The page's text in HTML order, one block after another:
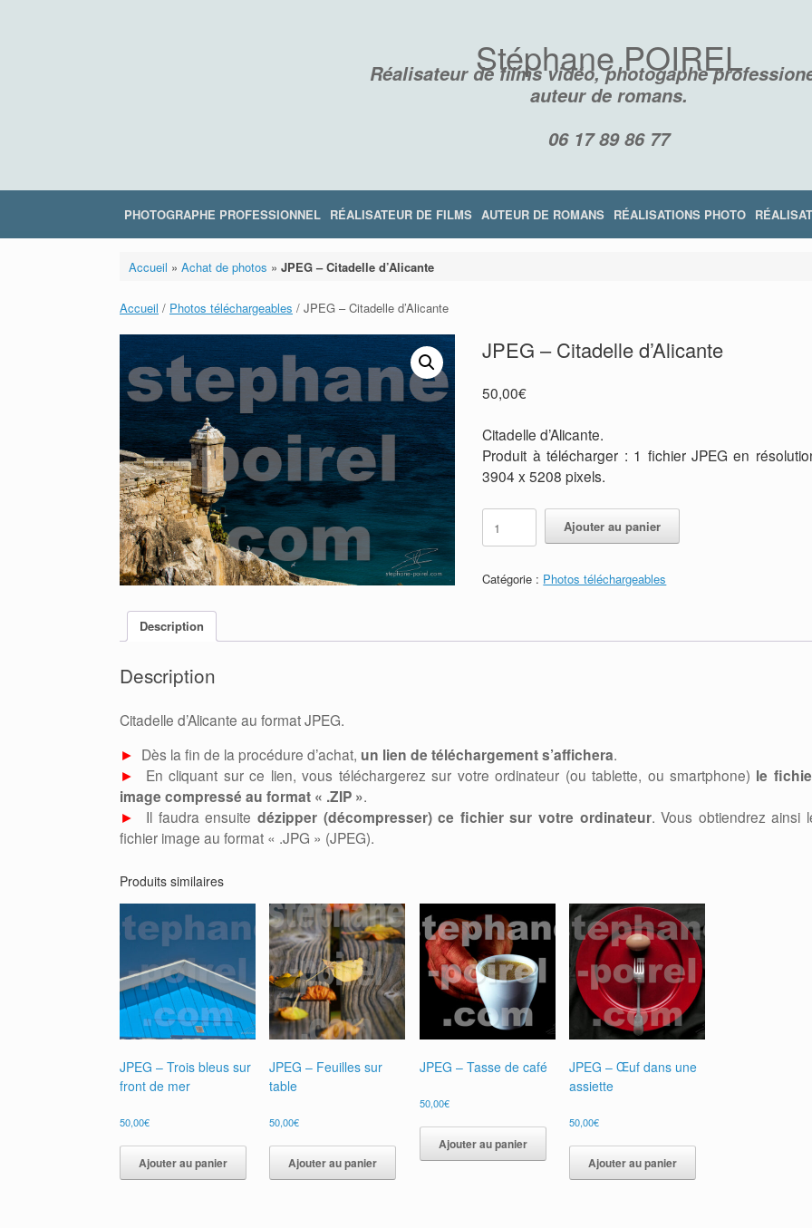
Stéphane POIREL
Réalisateur de films vidéo, photogaphe
auteur de romans.
06 17 89 86 77
PHOTOGRAPHE PROFESSIONNEL RÉALISATEUR DE FILMS AUTEUR DE ROMANS RÉALISATIONS PHOTO
Accueil » Achat de photos » JPEG – Citadelle d’Alicante
Accueil / Photos téléchargeables / JPEG – Citadelle d’Alicante
JPEG – Citadelle d’Alicante
50,00€
Citadelle d’Alicante.
Produit à télécharger : 1 fichier JPEG en
3904 x 5208 pixels.
quantité
JPEG
Citadelle
Ajouter au panier
Catégorie : Photos téléchargeables
Description
Description
Citadelle d’Alicante au format JPEG.
► Dès la fin de la procédure d’achat, un lien de téléchargement s’affichera.
►
En cliquant sur ce lien, vous téléchargerez sur votre ordinateur (ou tablette, ou smartphone) le
image compressé au format « .ZIP ».
►
Il faudra ensuite dézipper (décompresser) ce fichier sur votre ordinateur. Vous obtiendrez ainsi
fichier image au format « .JPG » (JPEG).
Produits similaires
JPEG – Trois bleus sur
front de mer
50,00€
Ajouter au panier
JPEG – Feuilles sur
table
50,00€
Ajouter au panier
JPEG – Tasse de café
50,00€
Ajouter au panier
JPEG – Œuf dans une
assiette
50,00€
Ajouter au panier
RÉSILIENCE
Résilience
disponible sur les 3
plateformes
mars 2026
LES DISPARUS DE LA MONTAGNE NOIRE
Refonte de la